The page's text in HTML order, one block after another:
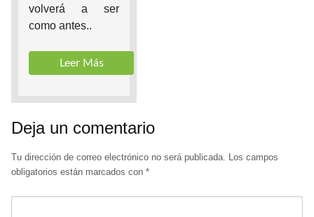
volverá a ser
como antes..
Leer Más
Deja un comentario
Tu dirección de correo electrónico no será publicada. Los campos
obligatorios están marcados con *